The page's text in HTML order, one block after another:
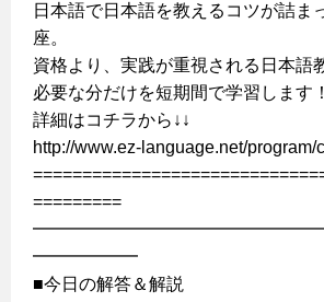
日本語で日本語を教えるコツが詰ま
座。
資格より、実践が重視される日本語
必要な分だけを短期間で学習します！
詳細はコチラから↓↓
http://www.ez-language.net/program/
=========
━━━━━━
■今日の解答＆解説